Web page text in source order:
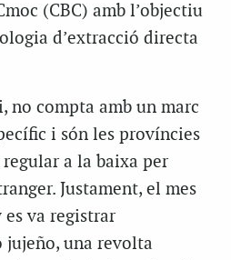
(CBC) amb l’objectiu
d’extracció directa
no compta amb un marc
i són les províncies
a la baixa per
Justament, el mes
es va registrar
jujeño, una revolta